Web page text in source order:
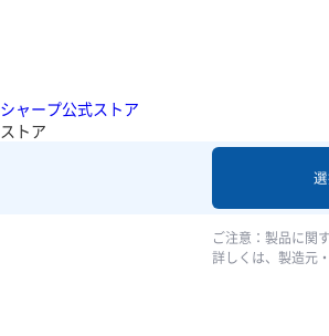
シャープ公式ストア
ストア
ご注意：製品に関
詳しくは、製造元